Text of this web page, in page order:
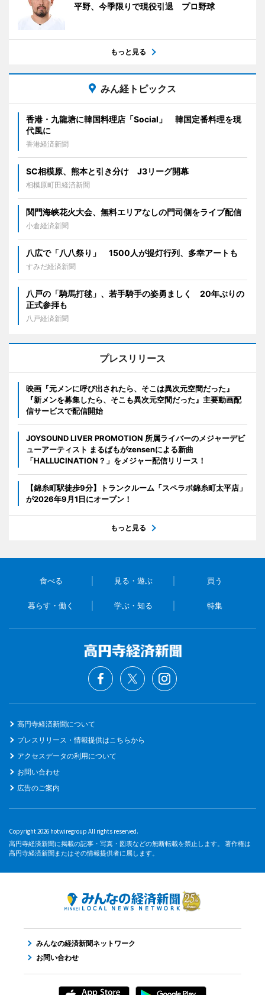
平野、今季限りで現役引退 プロ野球
もっと見る
みん経トピックス
香港・九龍塘に韓国料理店「Social」 韓国定番料理を現
代風に
香港経済新聞
SC相模原、熊本と引き分け J3リーグ開幕
相模原町田経済新聞
関門海峡花火大会、無料エリアなしの門司側をライブ配信
小倉経済新聞
八広で「八八祭り」 1500人が提灯行列、多幸アートも
すみだ経済新聞
八戸の「騎馬打毬」、若手騎手の姿勇ましく 20年ぶりの
正式参拝も
八戸経済新聞
プレスリリース
映画『元メンに呼び出されたら、そこは異次元空間だった』
『新メンを募集したら、そこも異次元空間だった』主要動画配
信サービスで配信開始
JOYSOUND LIVER PROMOTION 所属ライバーのメジャーデビ
ューアーティスト まるぱもがzensenによる新曲
「HALLUCINATION？」をメジャー配信リリース！
【錦糸町駅徒歩9分】トランクルーム「スペラボ錦糸町太平店」
が2026年9月1日にオープン！
もっと見る
食べる 見る・遊ぶ 買う
暮らす・働く 学ぶ・知る 特集
高円寺経済新聞について
プレスリリース・情報提供はこちらから
アクセスデータの利用について
お問い合わせ
広告のご案内
Copyright 2026 hotwiregroup All rights reserved.
高円寺経済新聞に掲載の記事・写真・図表などの無断転載を禁止します。 著作権は
高円寺経済新聞またはその情報提供者に属します。
みんなの経済新聞ネットワーク
お問い合わせ